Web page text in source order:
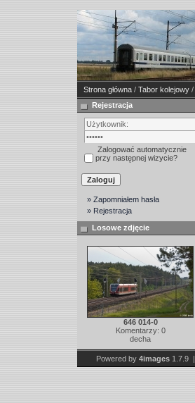
Strona główna / Tabor kolejowy /
Rejestracja
Zalogować automatycznie
przy następnej wizycie?
» Zapomniałem hasła
» Rejestracja
Losowe zdjęcie
646 014-0
Komentarzy: 0
decha
Powered by 4images 1.7.9